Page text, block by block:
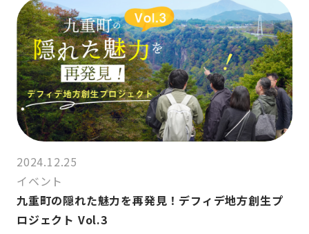
2024.12.25
イベント
九重町の隠れた魅力を再発見！デフィデ地方創生プ
ロジェクト Vol.3